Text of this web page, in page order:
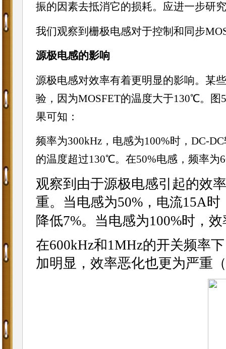
振的因素去抵消它的损耗。应进一步研
我们观察到栅极电感对于控制和同步
源极电感的影响
源极电感对效率有着更明显的影响。某
验，因为MOSFET的温度大于130℃。图
果可知：
频率为300kHz，电感为100%时，DC-
的温度超过130℃。在50%电感，频率为
观察到由于源极电感引起的效
重。当电感为50%， 电流15A时
降低7%。当电感为100%时，
在600kHz和1MHz的开关频率
加明显，效率恶化也更为严重